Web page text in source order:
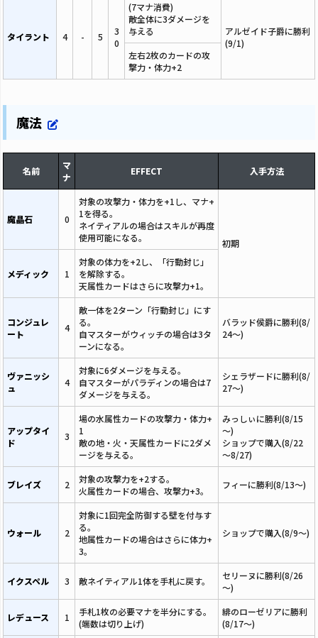
タイラント 4 - 5
3
0
(7マナ消費)
敵全体に3ダメージを
与える
アルゼイド子爵に勝利
(9/1)
左右2枚のカードの攻
撃力・体力+2
魔法
名前
マ
ナ
EFFECT 入手方法
魔晶石 0
対象の攻撃力・体力を+1し、マナ+
1を得る。
ネイティアルの場合はスキルが再度
使用可能になる。
初期
メディック 1
対象の体力を+2し、「行動封じ」
を解除する。
天属性カードはさらに攻撃力+1。
コンジュレ
ート
4
敵一体を2ターン「行動封じ」にす
る。
自マスターがウィッチの場合は3タ
ーンになる。
バラッド侯爵に勝利(8/
24～)
ヴァニッシ
ュ
4
対象に6ダメージを与える。
自マスターがパラディンの場合は7
ダメージを与える。
シェラザードに勝利(8/
27～)
アップタイ
ド
3
場の水属性カードの攻撃力・体力+
1
敵の地・火・天属性カードに2ダメ
ージを与える。
みっしぃに勝利(8/15
～)
ショップで購入(8/22
～8/27)
ブレイズ 2
対象の攻撃力を+2する。
火属性カードの場合、攻撃力+3。
フィーに勝利(8/13～)
ウォール 2
対象に1回完全防御する壁を付与す
る。
地属性カードの場合はさらに体力+
3。
ショップで購入(8/9～)
イクスペル 3 敵ネイティアル1体を手札に戻す。
セリーヌに勝利(8/26
～)
レデュース 1
手札1枚の必要マナを半分にする。
(端数は切り上げ)
緋のローゼリアに勝利
(8/17～)